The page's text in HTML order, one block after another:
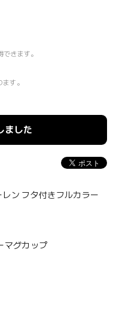
きます。
す。
ました
ン フタ付きフルカラー
マグカップ